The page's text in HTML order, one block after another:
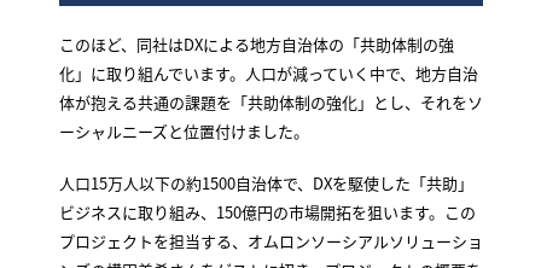
このほど、同社はDXによる地方自治体の「共助体制の強
化」に取り組んでいます。人口が減っていく中で、地方自治
体が抱える共通の課題を「共助体制の強化」とし、それをソ
ーシャルニーズと位置付けました。
人口15万人以下の約1500自治体で、DXを駆使した「共助」
ビジネスに取り組み、150億円の市場開拓を狙います。この
プロジェクトを担当する、オムロンソーシアルソリューショ